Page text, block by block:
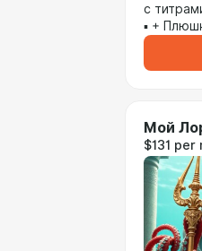
с
▪︎ +
Мой
$131 per